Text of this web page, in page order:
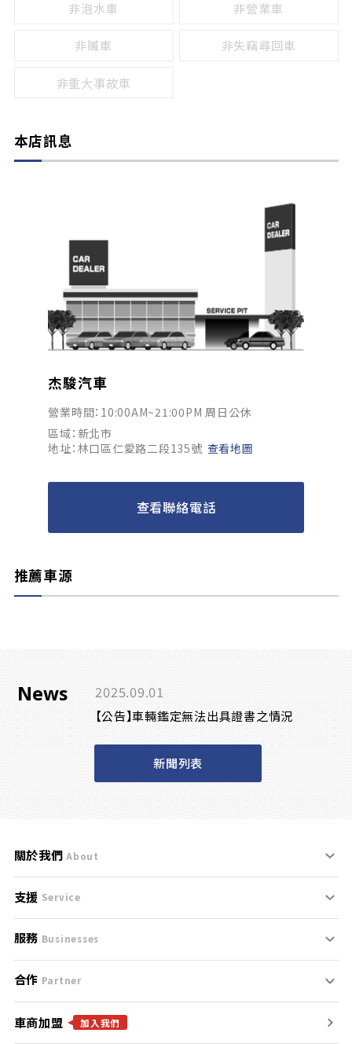
非泡水車 非營業車
非贓車 非失竊尋回車
非重大事故車
本店訊息
杰駿汽車
營業時間：10:00AM~21:00PM 周日公休
區域：新北市
地址：林口區仁愛路二段135號 查看地圖
查看聯絡電話
推薦車源
News 2025.09.01
【公告】車輛鑑定無法出具證書之情況
新聞列表
關於我們 About
刊登規範
服務條款
免責聲明
隱私權政策
支援 Service
支援中心
聯絡我們
服務 Businesses
什麼是Goo鑑定？
找好車
合作 Partner
合作夥伴
車商加盟 加入我們